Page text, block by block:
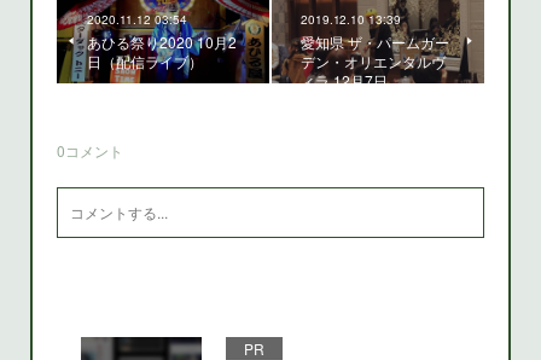
2020.11.12 03:54
あひる祭り2020 10月2
日（配信ライブ）
2019.12.10 13:39
愛知県 ザ・パームガー
デン・オリエンタルヴ
ィラ 12月7日
0コメント
PR